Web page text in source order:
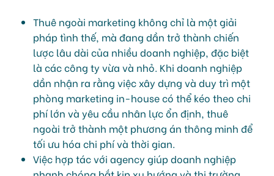
Thuê ngoài marketing không chỉ là một giải
pháp tình thế, mà đang dần trở thành chiến
lược lâu dài của nhiều doanh nghiệp, đặc biệt
là các công ty vừa và nhỏ. Khi doanh nghiệp
dần nhận ra rằng việc xây dựng và duy trì một
phòng marketing in-house có thể kéo theo chi
phí lớn và yêu cầu nhân lực ổn định, thuê
ngoài trở thành một phương án thông minh để
tối ưu hóa chi phí và thời gian.
Việc hợp tác với agency giúp doanh nghiệp